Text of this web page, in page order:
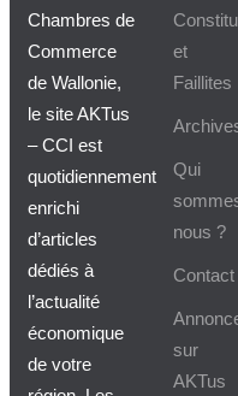
Chambres de
Commerce
de Wallonie,
le site AKTus
– CCI est
quotidiennement
enrichi
d’articles
dédiés à
l’actualité
économique
de votre
et
Faillites
Qui
nous ?
Contact
sur
AKTus